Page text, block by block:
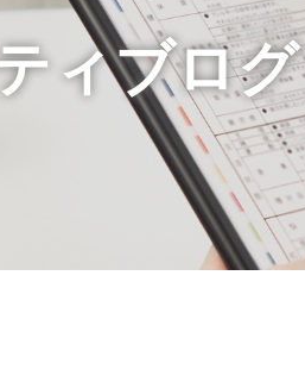
ィブログ